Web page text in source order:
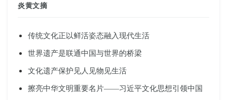
炎黄文摘
传统文化正以鲜活姿态融入现代生活
世界遗产是联通中国与世界的桥梁
文化遗产保护见人见物见生活
擦亮中华文明重要名片——习近平文化思想引领中国